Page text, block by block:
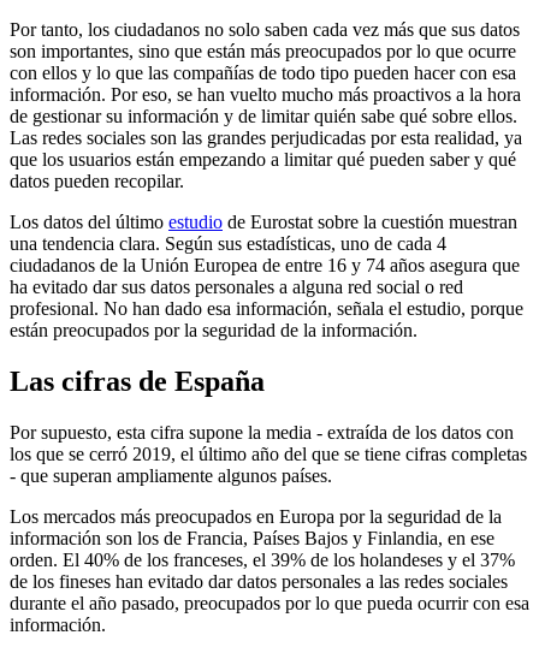
Por tanto, los ciudadanos no solo saben cada vez más que sus datos
son importantes, sino que están más preocupados por lo que ocurre
con ellos y lo que las compañías de todo tipo pueden hacer con esa
información. Por eso, se han vuelto mucho más proactivos a la hora
de gestionar su información y de limitar quién sabe qué sobre ellos.
Las redes sociales son las grandes perjudicadas por esta realidad, ya
que los usuarios están empezando a limitar qué pueden saber y qué
datos pueden recopilar.
Los datos del último estudio de Eurostat sobre la cuestión muestran
una tendencia clara. Según sus estadísticas, uno de cada 4
ciudadanos de la Unión Europea de entre 16 y 74 años asegura que
ha evitado dar sus datos personales a alguna red social o red
profesional. No han dado esa información, señala el estudio, porque
están preocupados por la seguridad de la información.
Las cifras de España
Por supuesto, esta cifra supone la media - extraída de los datos con
los que se cerró 2019, el último año del que se tiene cifras completas
- que superan ampliamente algunos países.
Los mercados más preocupados en Europa por la seguridad de la
información son los de Francia, Países Bajos y Finlandia, en ese
orden. El 40% de los franceses, el 39% de los holandeses y el 37%
de los fineses han evitado dar datos personales a las redes sociales
durante el año pasado, preocupados por lo que pueda ocurrir con esa
información.